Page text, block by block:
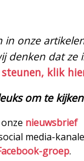
in onze
denken dat
klik
om te
nieuwsbrief
media-
groep.